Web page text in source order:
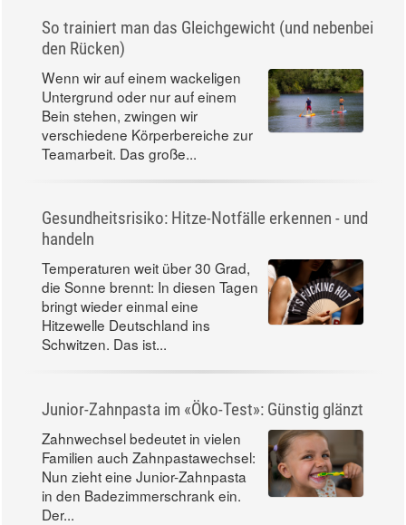
So trainiert man das Gleichgewicht (und nebenbei
den Rücken)
Wenn wir auf einem wackeligen
Untergrund oder nur auf einem
Bein stehen, zwingen wir
verschiedene Körperbereiche zur
Teamarbeit. Das große...
Gesundheitsrisiko: Hitze-Notfälle erkennen - und
handeln
Temperaturen weit über 30 Grad,
die Sonne brennt: In diesen Tagen
bringt wieder einmal eine
Hitzewelle Deutschland ins
Schwitzen. Das ist...
Junior-Zahnpasta im «Öko-Test»: Günstig glänzt
Zahnwechsel bedeutet in vielen
Familien auch Zahnpastawechsel:
Nun zieht eine Junior-Zahnpasta
in den Badezimmerschrank ein.
Der...